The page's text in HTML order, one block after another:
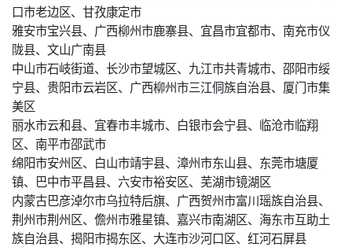
口市老边区、甘孜康定市
雅安市宝兴县、广西柳州市鹿寨县、宜昌市宜都市、南充市仪
陇县、文山广南县
中山市石岐街道、长沙市望城区、九江市共青城市、邵阳市绥
宁县、贵阳市云岩区、广西柳州市三江侗族自治县、厦门市集
美区
丽水市云和县、宜春市丰城市、白银市会宁县、临沧市临翔
区、南平市邵武市
绵阳市安州区、白山市靖宇县、漳州市东山县、东莞市塘厦
镇、巴中市平昌县、六安市裕安区、芜湖市镜湖区
内蒙古巴彦淖尔市乌拉特后旗、广西贺州市富川瑶族自治县、
荆州市荆州区、儋州市雅星镇、嘉兴市南湖区、海东市互助土
族自治县、揭阳市揭东区、大连市沙河口区、红河石屏县